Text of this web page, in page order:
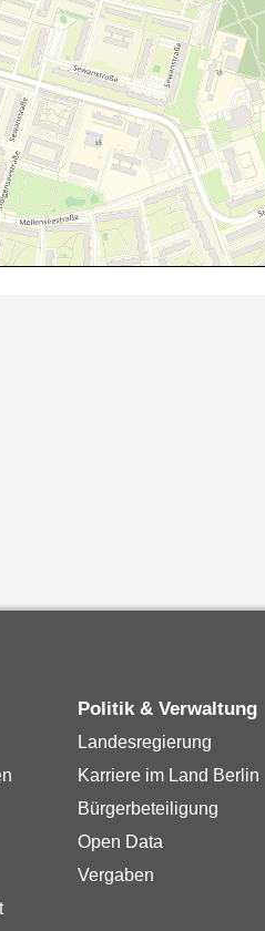
Politik & Verwaltung
Landesregierung
Karriere im Land Berlin
Bürgerbeteiligung
Open Data
Vergaben